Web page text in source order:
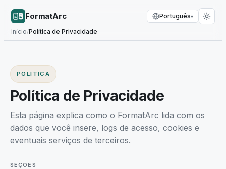
FormatArc
Início/Política de Privacidade
Português▾
POLÍTICA
Política de Privacidade
Esta página explica como o FormatArc lida com os
dados que você insere, logs de acesso, cookies e
eventuais serviços de terceiros.
SEÇÕES